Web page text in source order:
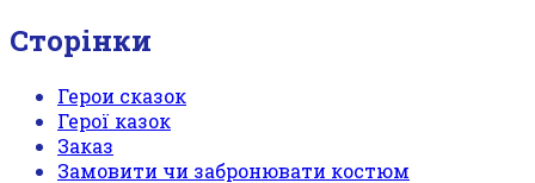
Сторінки
Герои сказок
Герої казок
Заказ
Замовити чи забронювати костюм